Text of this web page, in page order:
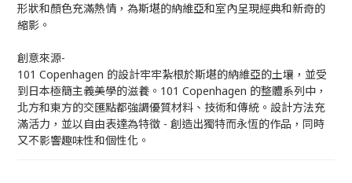
形狀和顏色充滿熱情，為斯堪的納維亞和室內呈現經典和新奇的
縮影。
創意來源-
101 Copenhagen 的設計牢牢紮根於斯堪的納維亞的土壤，並受
到日本極簡主義美學的滋養。101 Copenhagen 的整體系列中，
北方和東方的交匯點都強調優質材料、技術和傳統。設計方法充
滿活力，並以自由表達為特徵 - 創造出獨特而永恆的作品，同時
又不影響趣味性和個性化。